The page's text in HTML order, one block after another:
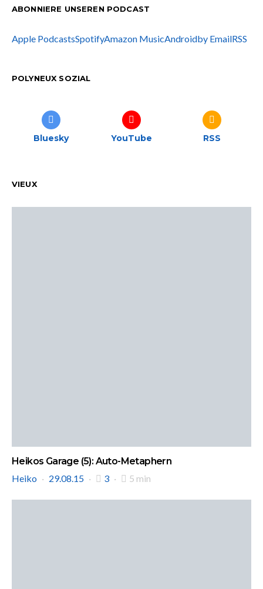
ABONNIERE UNSEREN PODCAST
Apple PodcastsSpotifyAmazon MusicAndroidby EmailRSS
POLYNEUX SOZIAL
Bluesky YouTube RSS
VIEUX
Heikos Garage (5): Auto-Metaphern
Heiko
29.08.15 3 5 min